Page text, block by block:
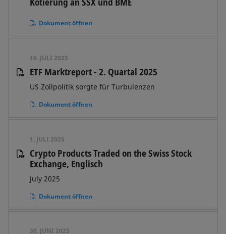
Dokument öffnen
16. JULI 2025
ETF Marktreport - 2. Quartal 2025
US Zollpolitik sorgte für Turbulenzen
Dokument öffnen
1. JULI 2025
Crypto Products Traded on the Swiss Stock
Exchange, Englisch
July 2025
Dokument öffnen
30. JUNI 2025